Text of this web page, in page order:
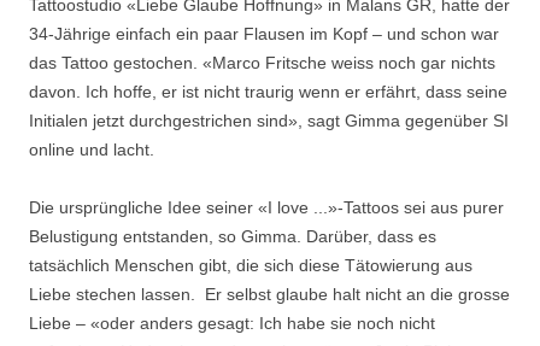
Tattoostudio «Liebe Glaube Hoffnung» in Malans GR, hatte der
34-Jährige einfach ein paar Flausen im Kopf – und schon war
das Tattoo gestochen. «Marco Fritsche weiss noch gar nichts
davon. Ich hoffe, er ist nicht traurig wenn er erfährt, dass seine
Initialen jetzt durchgestrichen sind», sagt Gimma gegenüber SI
online und lacht.
Die ursprüngliche Idee seiner «I love ...»-Tattoos sei aus purer
Belustigung entstanden, so Gimma. Darüber, dass es
tatsächlich Menschen gibt, die sich diese Tätowierung aus
Liebe stechen lassen. Er selbst glaube halt nicht an die grosse
Liebe – «oder anders gesagt: Ich habe sie noch nicht